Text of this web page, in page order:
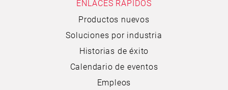
ENLACES RÁPIDOS
Productos nuevos
Soluciones por industria
Historias de éxito
Calendario de eventos
Empleos